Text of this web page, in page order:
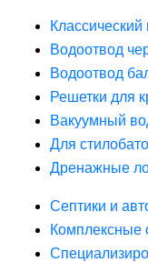
Водоотвод
Водоотвод
Решетки для
Вакуумный
Для
Дренажные
Септики и
Комплексные